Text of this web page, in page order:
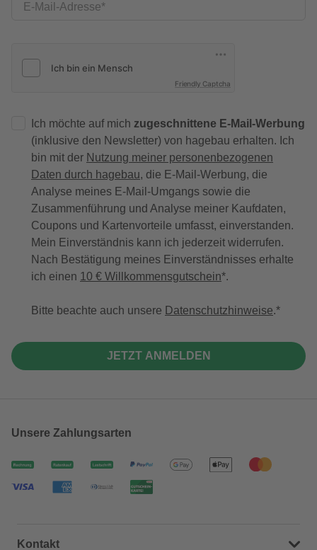
E-Mail-Adresse
Friendly Captcha
Ich möchte auf mich zugeschnittene E-Mail-Werbung
(inklusive den Newsletter) von hagebau erhalten. Ich
bin mit der Nutzung meiner personenbezogenen
Daten durch hagebau, die E-Mail-Werbung, die
Analyse meines E-Mail-Umgangs sowie die
Zusammenführung und Analyse meiner Kaufdaten,
Coupons und Kartenvorteile umfasst, einverstanden.
Mein Einverständnis kann ich jederzeit widerrufen.
Nach Bestätigung meines Einverständnisses erhalte
ich einen 10 € Willkommensgutschein*.
Bitte beachte auch unsere Datenschutzhinweise.
JETZT ANMELDEN
Unsere Zahlungsarten
Kontakt